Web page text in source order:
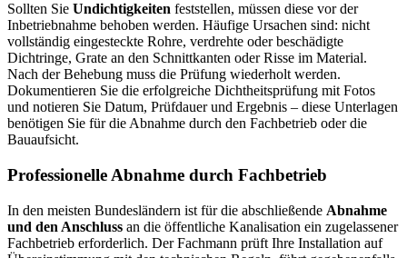
Sollten Sie Undichtigkeiten feststellen, müssen diese vor der
Inbetriebnahme behoben werden. Häufige Ursachen sind: nicht
vollständig eingesteckte Rohre, verdrehte oder beschädigte
Dichtringe, Grate an den Schnittkanten oder Risse im Material.
Nach der Behebung muss die Prüfung wiederholt werden.
Dokumentieren Sie die erfolgreiche Dichtheitsprüfung mit Fotos
und notieren Sie Datum, Prüfdauer und Ergebnis – diese Unterlagen
benötigen Sie für die Abnahme durch den Fachbetrieb oder die
Bauaufsicht.
Professionelle Abnahme durch Fachbetrieb
In den meisten Bundesländern ist für die abschließende Abnahme
und den Anschluss an die öffentliche Kanalisation ein zugelassener
Fachbetrieb erforderlich. Der Fachmann prüft Ihre Installation auf